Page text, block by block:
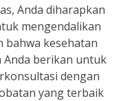
Anda diharapkan
mengendalikan
bahwa kesehatan
Anda berikan untuk
dengan
yang terbaik